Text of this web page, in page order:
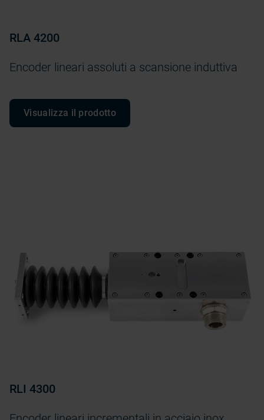
RLA 4200
Encoder lineari assoluti a scansione induttiva
Visualizza il prodotto
RLI 4300